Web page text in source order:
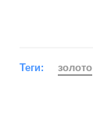
Теги: золото